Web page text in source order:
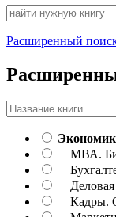
Расширенный
МВА.
Деловая
Кадры.